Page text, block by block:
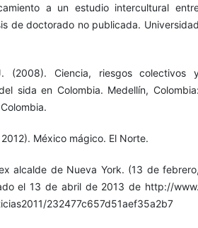
a un estudio intercultural
de doctorado no publicada.
(2008). Ciencia, riesgos colectivos
sida en Colombia. Medellín,
México mágico. El Norte.
alcalde de Nueva York. (13 de
el 13 de abril de 2013 de http://
232477c657d51aef35a2b7